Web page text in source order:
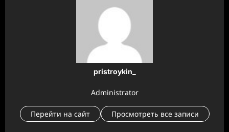
pristroykin_
Administrator
Перейти на сайт Просмотреть все записи